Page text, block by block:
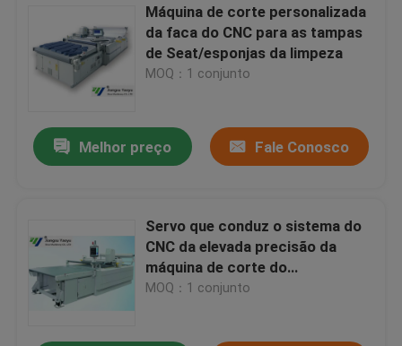
Máquina de corte personalizada
da faca do CNC para as tampas
de Seat/esponjas da limpeza
MOQ：1 conjunto
Melhor preço Fale Conosco
Servo que conduz o sistema do
CNC da elevada precisão da
máquina de corte do
computador automático
MOQ：1 conjunto